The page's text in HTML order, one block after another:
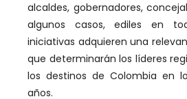
alcaldes, gobernadores,
algunos casos, ediles en
iniciativas adquieren una
que determinarán los líderes
los destinos de Colombia en
años.